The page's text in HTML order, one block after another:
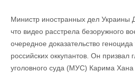
Министр иностранных дел Украины
что видео расстрела безоружного
очередное доказательство
российских оккупантов. Он призвал
уголовного суда (МУС) Карима Хана